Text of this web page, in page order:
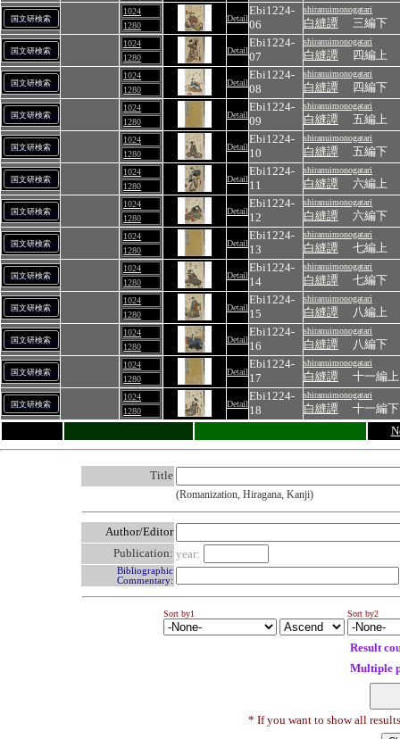
国文研検索
1024
1280
Detail
Ebi1224-
06
shiranuimonogatari
白縫譚 三編下
国文研検索
1024
1280
Detail
Ebi1224-
07
shiranuimonogatari
白縫譚 四編上
国文研検索
1024
1280
Detail
Ebi1224-
08
shiranuimonogatari
白縫譚 四編下
国文研検索
1024
1280
Detail
Ebi1224-
09
shiranuimonogatari
白縫譚 五編上
国文研検索
1024
1280
Detail
Ebi1224-
10
shiranuimonogatari
白縫譚 五編下
国文研検索
1024
1280
Detail
Ebi1224-
11
shiranuimonogatari
白縫譚 六編上
国文研検索
1024
1280
Detail
Ebi1224-
12
shiranuimonogatari
白縫譚 六編下
国文研検索
1024
1280
Detail
Ebi1224-
13
shiranuimonogatari
白縫譚 七編上
国文研検索
1024
1280
Detail
Ebi1224-
14
shiranuimonogatari
白縫譚 七編下
国文研検索
1024
1280
Detail
Ebi1224-
15
shiranuimonogatari
白縫譚 八編上
国文研検索
1024
1280
Detail
Ebi1224-
16
shiranuimonogatari
白縫譚 八編下
国文研検索
1024
1280
Detail
Ebi1224-
17
shiranuimonogatari
白縫譚 十一編上
国文研検索
1024
1280
Detail
Ebi1224-
18
shiranuimonogatari
白縫譚
十一編下
Title
(Romanization, Hiragana, Kanji)
Author/Editor
Publication: year:
Bibliographic
Commentary:
Sort by1 Sort by2
Result
Multiple
* If you want to show all